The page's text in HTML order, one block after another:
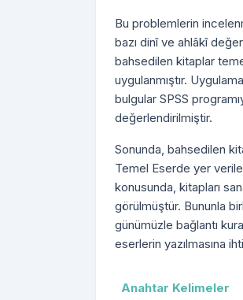
Bu problemlerin
bazı dinî ve ahlâkî
bahsedilen kitaplar
uygulanmıştır.
bulgular SPSS
değerlendirilmiştir.
Sonunda, bahsedilen
Temel Eserde yer
konusunda, kitapları
görülmüştür. Bununla
günümüzle bağlantı
eserlerin yazılmasına
Anahtar Kelimeler